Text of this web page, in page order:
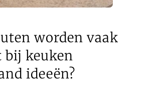
worden vaak
bij keuken
ideeën?